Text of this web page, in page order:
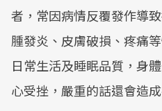
者，常因病情反覆發作導
腫發炎、皮膚破損、疼痛
日常生活及睡眠品質，身
心受挫，嚴重的話還會造